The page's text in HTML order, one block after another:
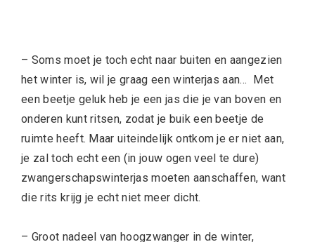
– Soms moet je toch echt naar buiten en aangezien
het winter is, wil je graag een winterjas aan… Met
een beetje geluk heb je een jas die je van boven en
onderen kunt ritsen, zodat je buik een beetje de
ruimte heeft. Maar uiteindelijk ontkom je er niet aan,
je zal toch echt een (in jouw ogen veel te dure)
zwangerschapswinterjas moeten aanschaffen, want
die rits krijg je echt niet meer dicht.
– Groot nadeel van hoogzwanger in de winter,